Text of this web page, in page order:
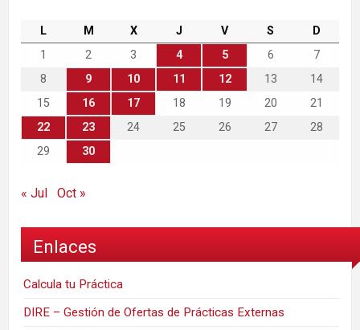
L M X J V S
D
1
2 3 4 5 6
7
8
9 10 11 12 13
14
15
16 17 18 19 20
21
22
23 24 25 26 27
28
29
30
« Jul Oct »
Enlaces
Calcula tu Práctica
DIRE – Gestión de Ofertas de Prácticas Externas